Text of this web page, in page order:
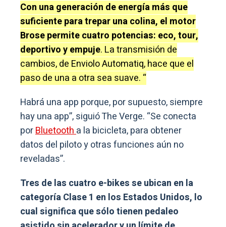
Con una generación de energía más que
suficiente para trepar una colina, el motor
Brose permite cuatro potencias: eco, tour,
deportivo y empuje. La transmisión de
cambios, de Enviolo Automatiq, hace que el
paso de una a otra sea suave. “
Habrá una app porque, por supuesto, siempre
hay una app”, siguió The Verge. “Se conecta
porBluetootha la bicicleta, para obtener
datos del piloto y otras funciones aún no
reveladas”.
Tres de las cuatro e-bikes se ubican en la
categoría Clase 1 en los Estados Unidos, lo
cual significa que sólo tienen pedaleo